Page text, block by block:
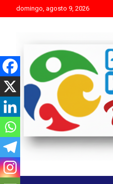
to
domingo, agosto 9, 2026
Gente
Es mejor molestar con la